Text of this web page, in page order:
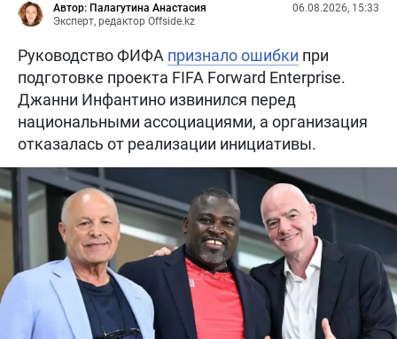
Автор: Палагутина Анастасия
Эксперт, редактор Offside.kz
06.08.2026, 15:33
Руководство ФИФА признало ошибки при
подготовке проекта FIFA Forward Enterprise.
Джанни Инфантино извинился перед
национальными ассоциациями, а организация
отказалась от реализации инициативы.